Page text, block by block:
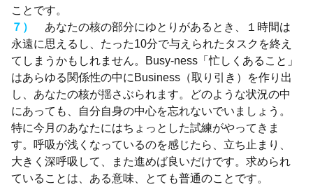
ことです。
７）
あなたの核の部分にゆとりがあるとき、１時間は
永遠に思えるし、たった10分で与えられたタスクを終え
てしまうかもしれません。Busy-ness「忙しくあること」
はあらゆる関係性の中にBusiness（取り引き）を作り出
し、あなたの核が揺さぶられます。どのような状況の中
にあっても、自分自身の中心を忘れないでいましょう。
特に今月のあなたにはちょっとした試練がやってきま
す。呼吸が浅くなっているのを感じたら、立ち止まり、
大きく深呼吸して、また進めば良いだけです。求められ
ていることは、ある意味、とても普通のことです。